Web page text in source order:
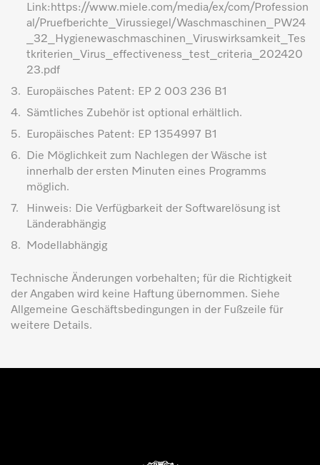
Link:https://www.miele.com/media/ex/com/Profession
al/Pruefberichte_Virussiegel/Waschmaschinen_PW24
_32_Hygienewaschmaschinen_Viruswirksamkeit_Tes
tkriterien_Virus_effectiveness_test_criteria_202420
23.pdf
3.
Europäisches Patent: EP 2 003 236 B1
4.
Sämtliches Zubehör ist optional erhältlich.
5.
Europäisches Patent: EP 1354997 B1
6.
Die Möglichkeit zum Nachlegen der Wäsche ist
innerhalb der ersten Minuten eines Programms
möglich.
7.
Hinweis: Die Verfügbarkeit der Softwarelösung ist
Länderabhängig
8.
Modellabhängig
Technische Änderungen vorbehalten; für die Richtigkeit
der Angaben wird keine Haftung übernommen. Siehe
Allgemeine Geschäftsbedingungen in der Fußzeile für
weitere Details.